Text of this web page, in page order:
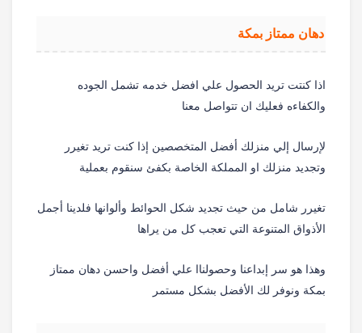
دهان ممتاز بمكة
اذا كنتت تريد الحصول علي افضل خدمه تشمل الجوده
والكفاءه فعليك ان تتواصل معنا
لإرسال إلي منزلك أفضل المتخصصين إذا كنت تريد تغيرر
وتجديد منزلك او المملكة الخاصة بكفئ سنقوم بعملية
تغيرر شامل من حيث تجديد شكل الحوائط وألوانها فلدينا أجمل
الأذواق المتنوعة التي تعجب كل من يراها
وهذا هو سر إبداعنا وحصولناا علي أفضل واحسن دهان ممتاز
بمكة ونوفر لك الأفضل بشكل مستمر